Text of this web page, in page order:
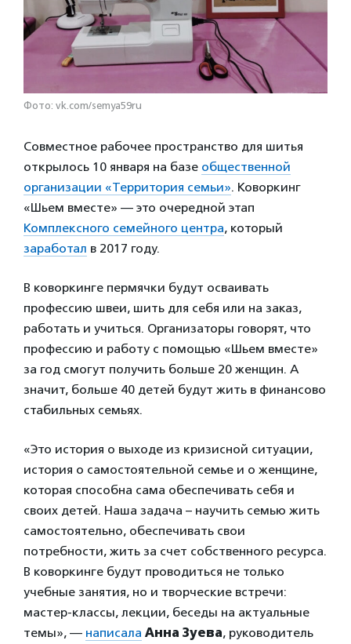
Фото: vk.com/semya59ru
Совместное рабочее пространство для шитья
открылось 10 января на базе общественной
организации «Территория семьи». Коворкинг
«Шьем вместе» — это очередной этап
Комплексного семейного центра, который
заработал в 2017 году.
В коворкинге пермячки будут осваивать
профессию швеи, шить для себя или на заказ,
работать и учиться. Организаторы говорят, что
профессию и работу с помощью «Шьем вместе»
за год смогут получить больше 20 женщин. А
значит, больше 40 детей будут жить в финансово
стабильных семьях.
«Это история о выходе из кризисной ситуации,
история о самостоятельной семье и о женщине,
которая способна сама обеспечивать себя и
своих детей. Наша задача – научить семью жить
самостоятельно, обеспечивать свои
потребности, жить за счет собственного ресурса.
В коворкинге будут проводиться не только
учебные занятия, но и творческие встречи:
мастер-классы, лекции, беседы на актуальные
темы», — написала Анна Зуева, руководитель